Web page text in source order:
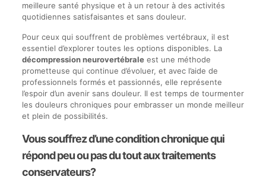
meilleure santé physique et à un retour à des activités
quotidiennes satisfaisantes et sans douleur.
Pour ceux qui souffrent de problèmes vertébraux, il est
essentiel d’explorer toutes les options disponibles. La
décompression neurovertébraleest une méthode
prometteuse qui continue d’évoluer, et avec l’aide de
professionnels formés et passionnés, elle représente
l’espoir d’un avenir sans douleur. Il est temps de tourmenter
les douleurs chroniques pour embrasser un monde meilleur
et plein de possibilités.
Vous souffrez d’une condition chronique qui
répond peu ou pas du tout aux traitements
conservateurs?